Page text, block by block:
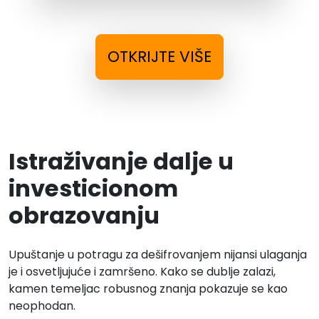
OTKRIJTE VIŠE
Istraživanje dalje u
investicionom
obrazovanju
Upuštanje u potragu za dešifrovanjem nijansi ulaganja
je i osvetljujuće i zamršeno. Kako se dublje zalazi,
kamen temeljac robusnog znanja pokazuje se kao
neophodan.